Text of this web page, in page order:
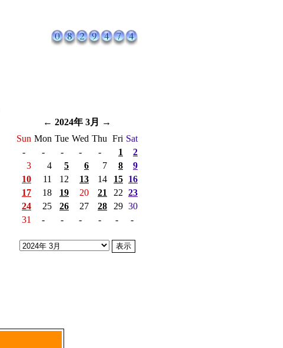
← 2024年 3月
→
Sun Mon Tue Wed Thu Fri Sat
-
- - - - 1
2
3
4 5 6 7 8
9
10
11 12 13 14 15 16
17
18 19 20 21 22 23
24
25 26 27 28 29 30
31
- - - - - -